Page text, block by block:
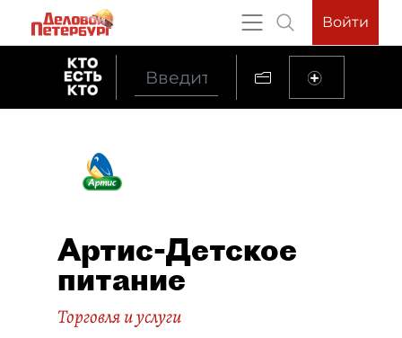
Войти
Артис-Детское
питание
Торговля и услуги